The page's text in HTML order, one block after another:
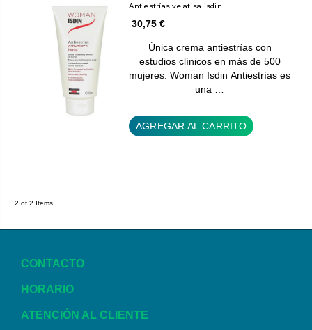
Antiestrías velatisa isdin
30,75 €
Única crema antiestrías con
estudios clínicos en más de 500
mujeres. Woman Isdin Antiestrías es
una …
AGREGAR AL CARRITO
2 of 2 Items
CONTACTO
HORARIO
ATENCIÓN AL CLIENTE